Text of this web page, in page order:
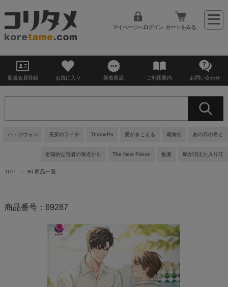
マイページへログイン カートをみる
新規会員登録 お気に入り 新着商品 ご利用案内 お問い合わせ
ハ・ジウォン 長安のライチ ThamePo 愛がきこえる 蔵海伝 あの日の君と
全知的な読者の視点から The Next Prince 垂涎 鯨が消えた入り江
TOP BL商品一覧
商品番号：69287